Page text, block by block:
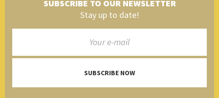
SUBSCRIBE TO OUR NEWSLETTER
Stay up to date!
SUBSCRIBE NOW